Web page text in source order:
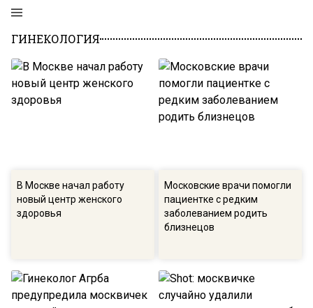
ГИНЕКОЛОГИЯ
В Москве начал работу
новый центр женского
здоровья
Московские врачи помогли
пациентке с редким
заболеванием родить
близнецов